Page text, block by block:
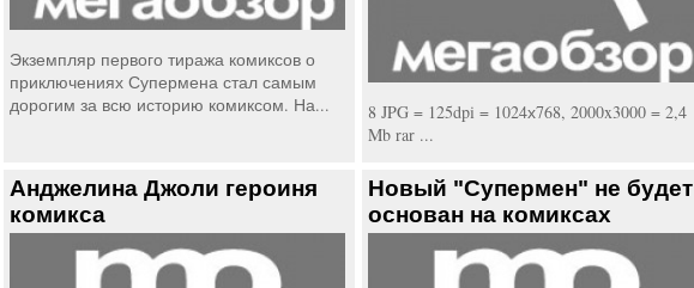
Экземпляр первого тиража комиксов о
приключениях Супермена стал самым
дорогим за всю историю комиксом. На...
8 JPG = 125dpi = 1024х768, 2000x3000 = 2,4
Mb rar ...
Анджелина Джоли героиня
комикса
Новый "Супермен" не будет
основан на комиксах